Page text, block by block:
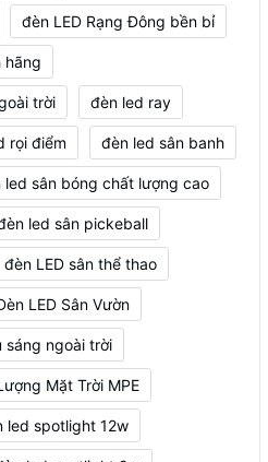
đèn LED Rạng Đông bền bỉ
hãng
trời đèn led ray
rọi điểm đèn led sân banh
led sân bóng chất lượng cao
led sân pickeball
đèn LED sân thể thao
LED Sân Vườn
sáng ngoài trời
Mặt Trời MPE
led spotlight 12w